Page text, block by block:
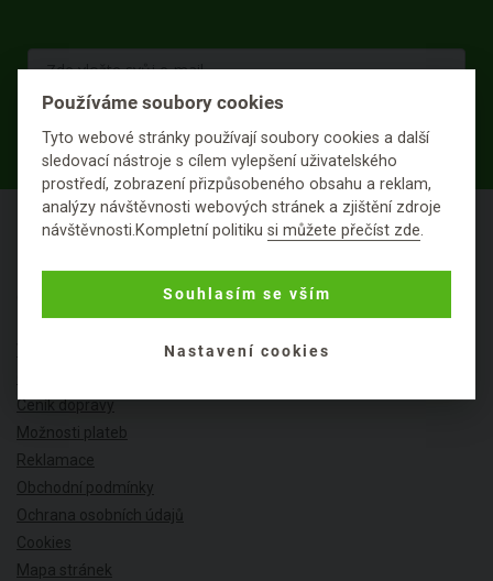
PŘIHLÁSIT K ODBĚRU
Ceník dopravy
Možnosti plateb
Reklamace
Obchodní podmínky
Ochrana osobních údajů
Cookies
Mapa stránek
Používáme soubory cookies
Tyto webové stránky používají soubory cookies a další
sledovací nástroje s cílem vylepšení uživatelského
prostředí, zobrazení přizpůsobeného obsahu a reklam,
analýzy návštěvnosti webových stránek a zjištění zdroje
návštěvnosti.Kompletní politikusi můžete přečíst zde.
Souhlasím se vším
Nastavení cookies